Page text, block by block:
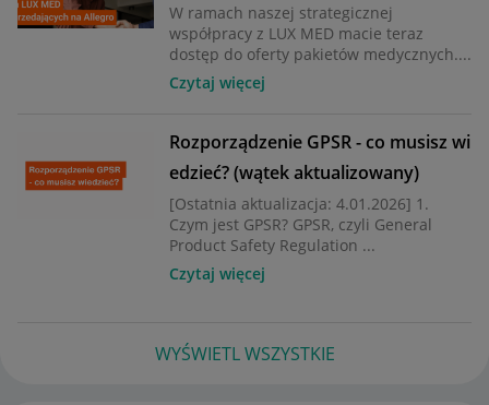
W ramach naszej strategicznej
współpracy z LUX MED macie teraz
dostęp do oferty pakietów medycznych....
Czytaj więcej
Rozporządzenie GPSR - co musisz wi
edzieć? (wątek aktualizowany)
[Ostatnia aktualizacja: 4.01.2026] 1.
Czym jest GPSR? GPSR, czyli General
Product Safety Regulation ...
Czytaj więcej
WYŚWIETL WSZYSTKIE